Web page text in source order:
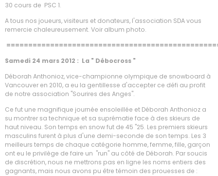
30 cours de PSC 1.
A tous nos joueurs, visiteurs et donateurs, l'association SDA vous
remercie chaleureusement. Voir album photo.
Samedi 24 mars 2012 : La " Débocross "
Déborah Anthonioz, vice-championne olympique de snowboard à
Vancouver en 2010, a eu la gentillesse d'accepter ce défi au profit
de notre association "Sourires des Anges".
Ce fut une magnifique journée ensoleillée et Déborah Anthonioz a
su montrer sa technique et sa suprématie face à des skieurs de
haut niveau. Son temps en snow fut de 45 "25. Les premiers skieurs
masculins furent à plus d'une demi-seconde de son temps. Les 3
meilleurs temps de chaque catégorie homme, femme, fille, garçon
ont eu le privilège de faire un "run" au côté de Déborah. Par soucis
de discrétion, nous ne mettrons pas en ligne les noms entiers des
gagnants, mais nous avons pu être témoin des prouesses de :